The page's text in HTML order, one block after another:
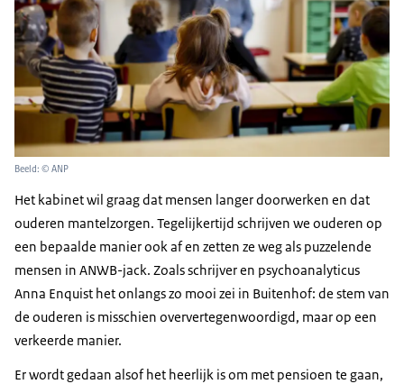
Beeld: © ANP
Het kabinet wil graag dat mensen langer doorwerken en dat
ouderen mantelzorgen. Tegelijkertijd schrijven we ouderen op
een bepaalde manier ook af en zetten ze weg als puzzelende
mensen in ANWB-jack. Zoals schrijver en psychoanalyticus
Anna Enquist het onlangs zo mooi zei in Buitenhof: de stem van
de ouderen is misschien oververtegenwoordigd, maar op een
verkeerde manier.
Er wordt gedaan alsof het heerlijk is om met pensioen te gaan,